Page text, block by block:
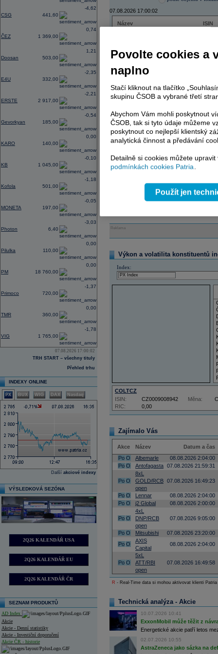
CSG 441,60
-4,62
ČEZ 1 369,00
0,74
Doosan 503,00
1,21
E4U 332,00
-2,35
ERSTE 2 917,00
-2,21
Gevorkyan 185,00
-0,54
KARO 140,00
0,00
KB 1 045,00
-0,10
Kofola 501,00
-1,18
MONETA 197,00
-0,05
Photon 6,40
-3,03
Pilulka 110,00
0,00
PM 18 760,00
0,00
Primoco 720,00
-1,37
TMR 360,00
0,00
VIG 1 765,00
-1,78
07.08.2026 17:00:02
TRH START – všechny tituly
Přehled trhu
INDEXY ONLINE
PX BUX WIG DAX Nasdaq
Další akciové indexy
VÝSLEDKOVÁ SEZÓNA
2Q26 KALENDÁŘ USA
2Q26 KALENDÁŘ EU
2Q26 KALENDÁŘ ČR
SEZNAM PRODUKTŮ
AD Index
Akcie
Akcie - Denní statistiky
Akcie - Investiční doporučení
Akcie ČR - historie
07.08.2026 17:00:02
Název
ISIN
ERSTE BANK
TMR
AD index - vývoj
Region
Reklama
Výkon a volatilita konstituentů
Index:
COLTCZ
RIC: 0,00
ISIN: CZ0009008942 Měna:
Zajímalo Vás
Akce Název
Datum a čas
Po O Albemarle
08.08.2026 2:04:00
Po O Antofagasta 07.08.2026 21:59:31
Po O
8xL
GOLD/RCB
open
07.08.2026 16:49:23
Po O Lennar
08.08.2026 2:04:00
Po O j2 Global 08.08.2026 2:00:00
Po O
4xL
DNP/RCB
open
07.08.2026 9:05:00
Po O Mitsubishi
07.08.2026 23:20:00
Po O
AXIS
Capital
08.08.2026 2:04:00
Po O
5xL
ATT/RBI
open
07.08.2026 16:49:58
R - Real-Time data si mohou aktivovat klienti
Technická analýza - Akcie
10.07.2026 10:41
ExxonMobil může těžit z
Energetické akcie patří letos
02.07.2026 10:55
AstraZeneca jako sázka na
Povolte cookies a
naplno
Stačí kliknout na tlačítko
skupinu ČSOB a vybrané třetí
Abychom Vám mohli poskytnout
ČSOB, tak si tyto údaje můžeme
poskytnout co nejlepší klientský
analytická činnost a předávání
Detailně si cookies můžete
podmínkách cookies Patria.
Použít jen